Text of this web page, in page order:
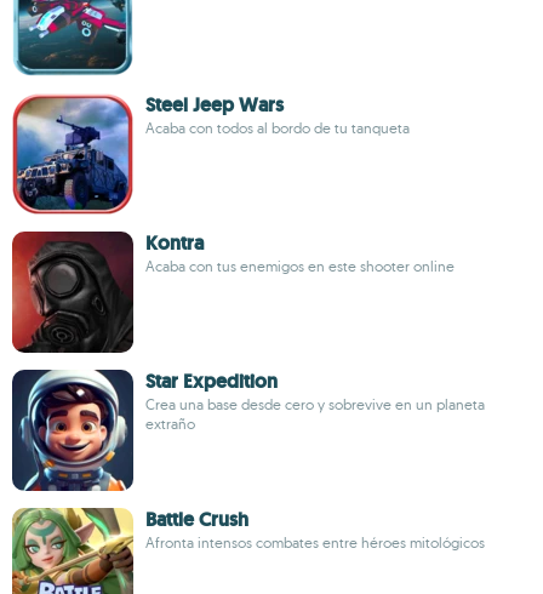
Steel Jeep Wars
Acaba con todos al bordo de tu tanqueta
Kontra
Acaba con tus enemigos en este shooter online
Star Expedition
Crea una base desde cero y sobrevive en un planeta
extraño
Battle Crush
Afronta intensos combates entre héroes mitológicos